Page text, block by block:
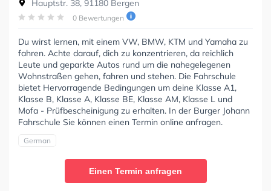
Hauptstr. 38, 91180 Bergen
0 Bewertungen
Du wirst lernen, mit einem VW, BMW, KTM und Yamaha zu
fahren. Achte darauf, dich zu konzentrieren, da reichlich
Leute und geparkte Autos rund um die nahegelegenen
Wohnstraßen gehen, fahren und stehen. Die Fahrschule
bietet Hervorragende Bedingungen um deine Klasse A1,
Klasse B, Klasse A, Klasse BE, Klasse AM, Klasse L und
Mofa - Prüfbescheinigung zu erhalten. In der Burger Johann
Fahrschule Sie können einen Termin online anfragen.
German
Einen Termin anfragen